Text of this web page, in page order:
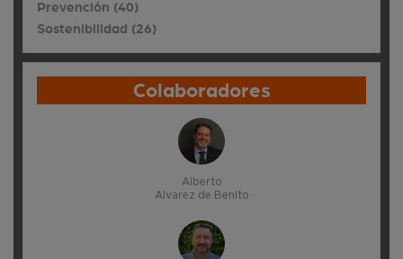
Prevención (40)
Sostenibilidad (26)
Colaboradores
Alberto
Alvarez de Benito